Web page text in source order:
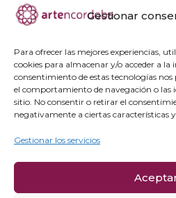
Gestionar
Para ofrecer las mejores experiencias,
cookies para almacenar y/o acceder a
consentimiento de estas tecnologías
el comportamiento de navegación o las
sitio. No consentir o retirar el
negativamente a ciertas características
Gestionar los servicios
Agenda cultural
Preguntas frecuentes
Grupos privados
Política de privacidad
Política de cookies